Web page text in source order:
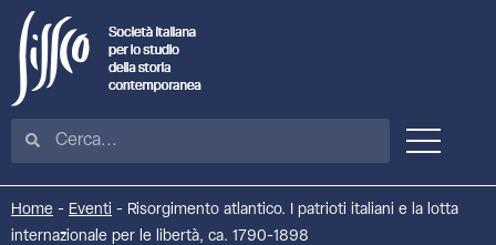
Home - Eventi - Risorgimento atlantico. I patrioti italiani e la lotta
internazionale per le libertà, ca. 1790-1898